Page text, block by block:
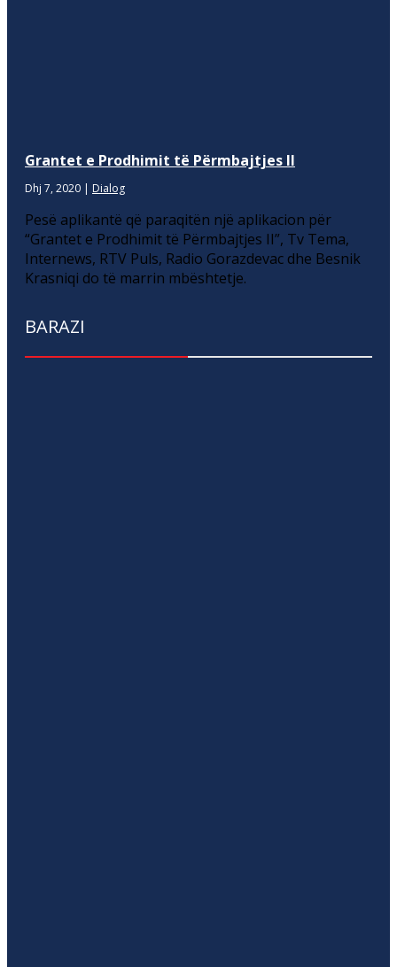
Grantet e Prodhimit të Përmbajtjes II
Dhj 7, 2020 | Dialog
Pesë aplikantë që paraqitën një aplikacion për
“Grantet e Prodhimit të Përmbajtjes II”, Tv Tema,
Internews, RTV Puls, Radio Gorazdevac dhe Besnik
Krasniqi do të marrin mbështetje.
BARAZI